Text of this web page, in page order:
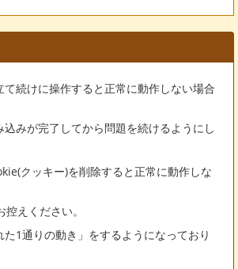
て続けに操作すると正常に動作しない場合
込みが完了してから問題を続けるようにし
クッキー)を削除すると正常に動作しな
えください。
1通りの動き」をするようになっており